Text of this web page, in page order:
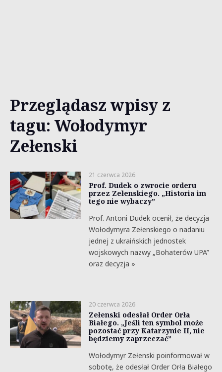
Przeglądasz wpisy z
tagu: Wołodymyr
Zełenski
21 czerwca 2026
Prof. Dudek o zwrocie orderu
przez Zełenskiego. „Historia im
tego nie wybaczy”
Prof. Antoni Dudek ocenił, że decyzja
Wołodymyra Zełenskiego o nadaniu
jednej z ukraińskich jednostek
wojskowych nazwy „Bohaterów UPA”
oraz decyzja »
20 czerwca 2026
Zełenski odesłał Order Orła
Białego. „Jeśli ten symbol może
pozostać przy Katarzynie II, nie
będziemy zaprzeczać”
Wołodymyr Zełenski poinformował w
sobotę, że odesłał Order Orła Białego